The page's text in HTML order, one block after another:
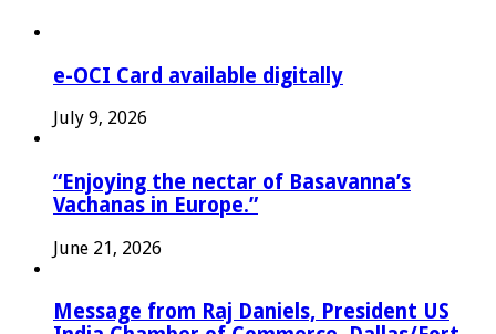
e-OCI Card available digitally
July 9, 2026
“Enjoying the nectar of Basavanna’s
Vachanas in Europe.”
June 21, 2026
Message from Raj Daniels, President US